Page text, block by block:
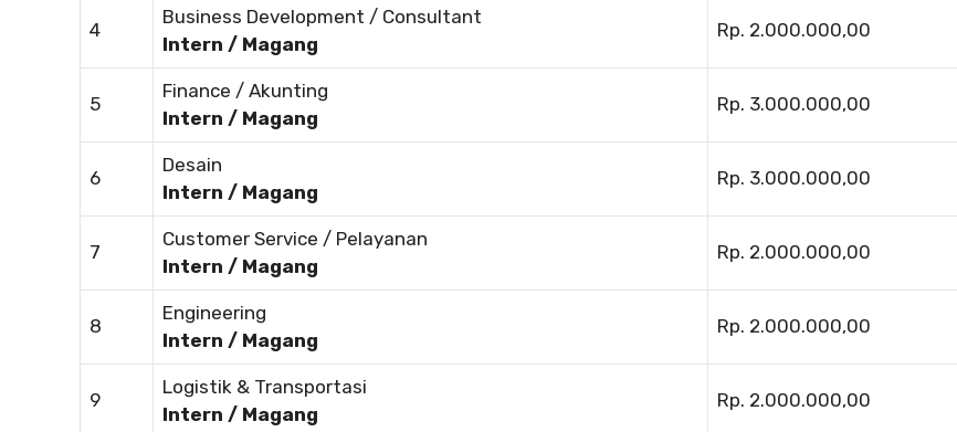
4
Business Development / Consultant
Intern / Magang
Rp. 2.000.000,00
5
Finance / Akunting
Intern / Magang
Rp. 3.000.000,00
6
Desain
Intern / Magang
Rp. 3.000.000,00
7
Customer Service / Pelayanan
Intern / Magang
Rp. 2.000.000,00
8
Engineering
Intern / Magang
Rp. 2.000.000,00
9
Logistik & Transportasi
Intern / Magang
Rp. 2.000.000,00